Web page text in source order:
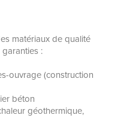
matériaux de qualité
:
ouvrage (construction
béton
géothermique,